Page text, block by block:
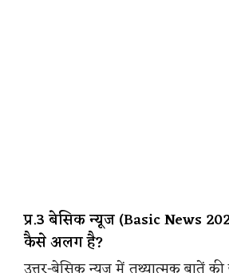
प्र.3 बेसिक न्यूज (Basic News
कैसे अलग है?